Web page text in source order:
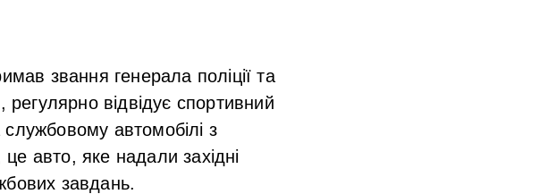
звання генерала поліції та
регулярно відвідує спортивний
автомобілі з
авто, яке надали західні
завдань.